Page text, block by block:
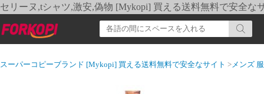
セリーヌ,tシャツ,激安,偽物 [Mykopi] 買える送料無料で安全な
スーパーコピーブランド [Mykopi] 買える送料無料で安全なサイト >メンズ 服